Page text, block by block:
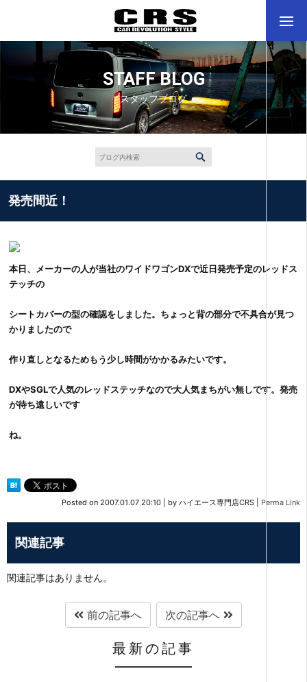
STAFF BLOG
スタッフブログ
発売間近！
本日、メーカーの人が当社のワイドワゴンDXで近日発売予定のレッドス
テッチの
シートカバーの型の確認をしました。ちょっと背の部分で不具合が見つ
かりましたので
作り直しとなるためもう少し時間がかかるみたいです。
DXやSGLで人気のレッドステッチなので大人気まちがい無しです。発売
が待ち遠しいです
ね。
Posted on 2007.01.07 20:10 by ハイエース専門店CRS Perma Link
関連記事
関連記事はありません。
前の記事へ 次の記事へ
最新の記事